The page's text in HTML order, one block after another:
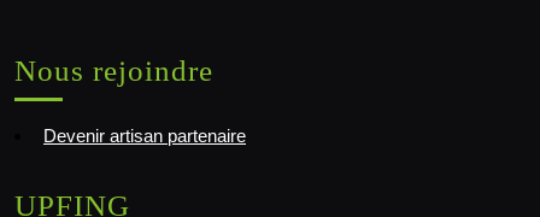
Nous rejoindre
Devenir artisan partenaire
UPFING